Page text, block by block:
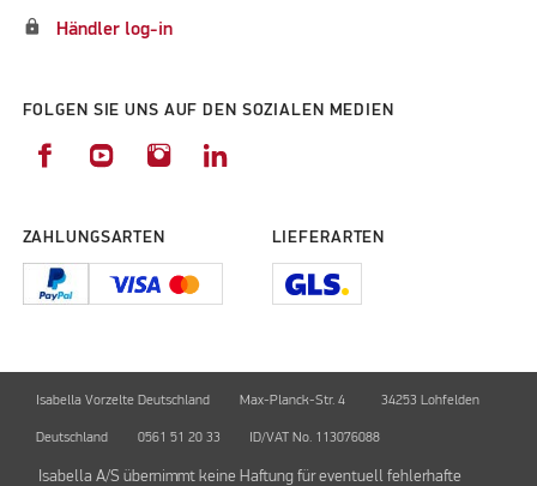
lock Händler log-in
FOLGEN SIE UNS AUF DEN SOZIALEN MEDIEN
ZAHLUNGSARTEN LIEFERARTEN
Isabella Vorzelte Deutschland Max-Planck-Str. 4 34253 Lohfelden
Deutschland 0561 51 20 33 ID/VAT No. 113076088
Isabella A/S übernimmt keine Haftung für eventuell fehlerhafte